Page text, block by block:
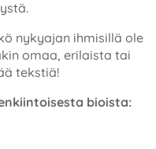
nykyajan ihmisillä ole
omaa, erilaista tai
tekstiä!
bioista: